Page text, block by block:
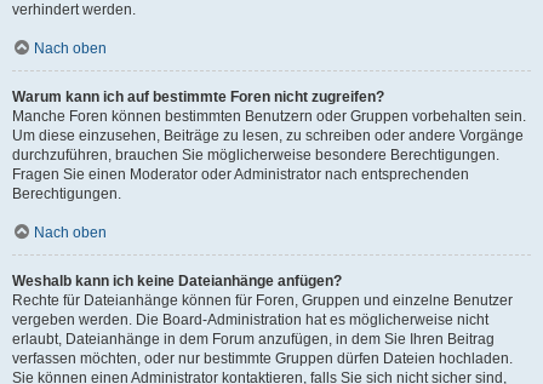
verhindert werden.
Nach oben
Warum kann ich auf bestimmte Foren nicht zugreifen?
Manche Foren können bestimmten Benutzern oder Gruppen vorbehalten sein.
Um diese einzusehen, Beiträge zu lesen, zu schreiben oder andere Vorgänge
durchzuführen, brauchen Sie möglicherweise besondere Berechtigungen.
Fragen Sie einen Moderator oder Administrator nach entsprechenden
Berechtigungen.
Nach oben
Weshalb kann ich keine Dateianhänge anfügen?
Rechte für Dateianhänge können für Foren, Gruppen und einzelne Benutzer
vergeben werden. Die Board-Administration hat es möglicherweise nicht
erlaubt, Dateianhänge in dem Forum anzufügen, in dem Sie Ihren Beitrag
verfassen möchten, oder nur bestimmte Gruppen dürfen Dateien hochladen.
Sie können einen Administrator kontaktieren, falls Sie sich nicht sicher sind,